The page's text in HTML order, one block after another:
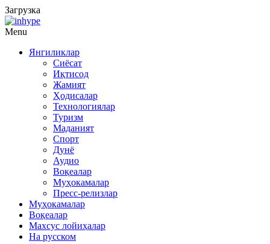
Загрузка
Menu
Янгиликлар
Сиёсат
Иқтисод
Жамият
Ҳодисалар
Технологиялар
Туризм
Маданият
Спорт
Дунё
Аудио
Воқеалар
Муҳокамалар
Пресс-релизлар
Муҳокамалар
Воқеалар
Махсус лойиҳалар
На русском